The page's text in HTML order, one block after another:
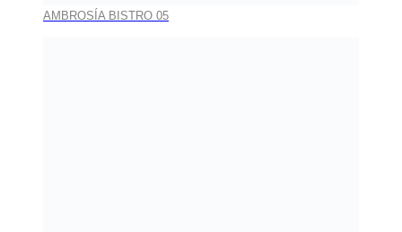
AMBROSÍA BISTRO 05